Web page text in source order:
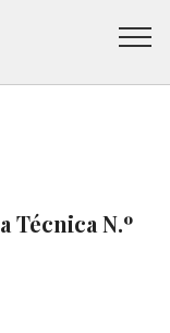
Técnica N.º